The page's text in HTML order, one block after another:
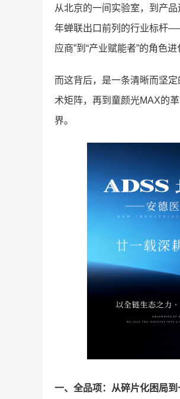
从北京的一间实验室，到产
年蝉联出口前列的行业标杆
应商”到“产业赋能者”的角色进
而这背后，是一条清晰而坚
术矩阵，再到童颜光MAX的
界。
一、全品项：从碎片化困局到